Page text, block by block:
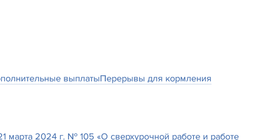
выплатыПерерывы для кормления
2024 г. № 105 «О сверхурочной работе и работе